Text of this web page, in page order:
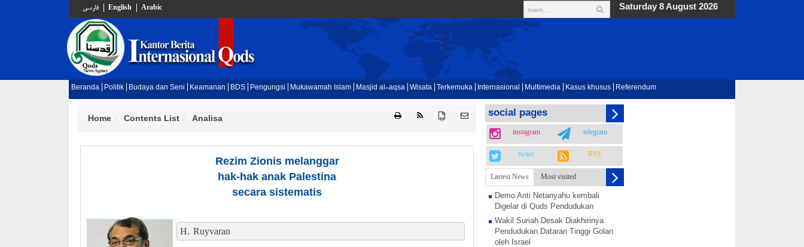
فارسي English Arabic Saturday 8 August 2026
Beranda Politik Budaya dan Seni Keamanan BDS Pengungsi Mukawamah Islam Masjid al-aqsa Wisata Terkemuka Internasional Multimedia Kasus khusus Referendum
{ }
Home Contents List Analisa
Rezim Zionis melanggar
hak-hak anak Palestina
secara sistematis
H. Ruyvaran
social pages
instagram telegram
twiter RSS
Lastest News Most visited
Demo Anti Netanyahu kembali
Digelar di Quds Pendudukan
Wakil Suriah Desak Diakhirinya
Pendudukan Dataran Tinggi Golan
oleh Israel